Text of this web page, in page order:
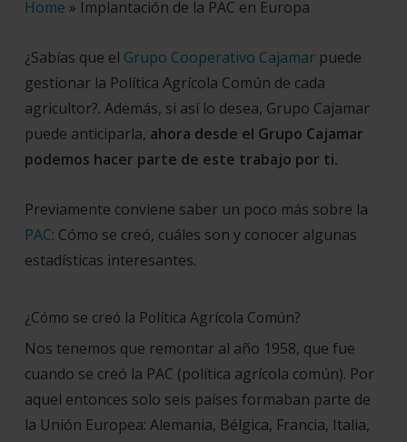
Home » Implantación de la PAC en Europa
¿Sabías que el Grupo Cooperativo Cajamarpuede
gestionar la Política Agrícola Común de cada
agricultor?. Además, si así lo desea, Grupo Cajamar
puede anticiparla, ahora desde el Grupo Cajamar
podemos hacer parte de este trabajo por ti.
Previamente conviene saber un poco más sobre la
PAC: Cómo se creó, cuáles son y conocer algunas
estadísticas interesantes.
¿Cómo se creó la Política Agrícola Común?
Nos tenemos que remontar al año 1958, que fue
cuando se creó la PAC (política agrícola común). Por
aquel entonces solo seis países formaban parte de
la Unión Europea: Alemania, Bélgica, Francia, Italia,